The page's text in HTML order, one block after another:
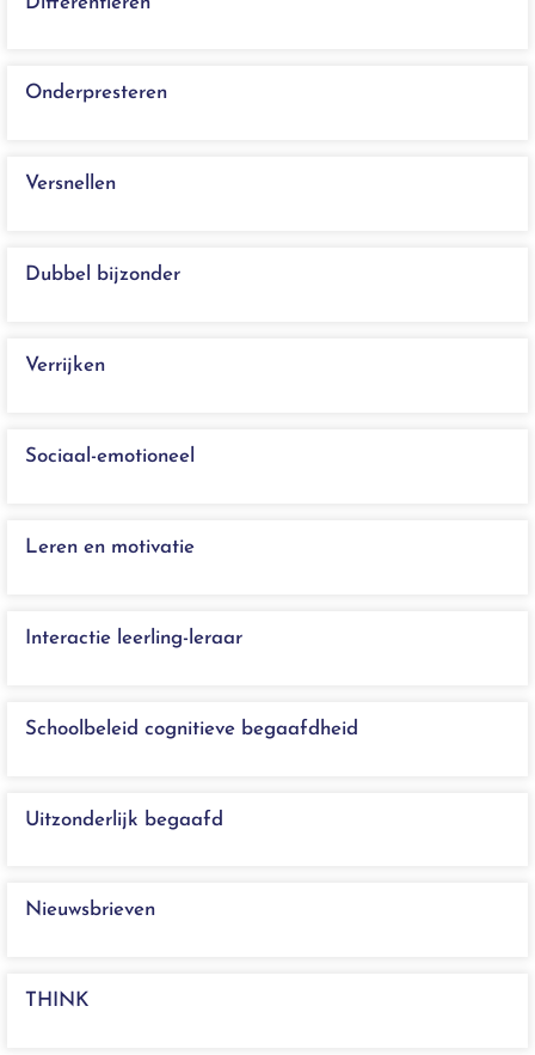
Onderpresteren
Versnellen
Dubbel bijzonder
Verrijken
Sociaal-emotioneel
Leren en motivatie
Interactie leerling-leraar
Schoolbeleid cognitieve begaafdheid
Uitzonderlijk begaafd
Nieuwsbrieven
THINK